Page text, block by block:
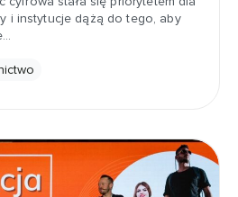
i instytucje dążą do tego, aby